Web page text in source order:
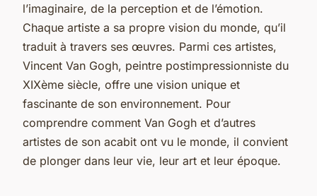
l’imaginaire, de la perception et de l’émotion.
Chaque artiste a sa propre vision du monde, qu’il
traduit à travers ses œuvres. Parmi ces artistes,
Vincent Van Gogh, peintre postimpressionniste du
XIXème siècle, offre une vision unique et
fascinante de son environnement. Pour
comprendre comment Van Gogh et d’autres
artistes de son acabit ont vu le monde, il convient
de plonger dans leur vie, leur art et leur époque.